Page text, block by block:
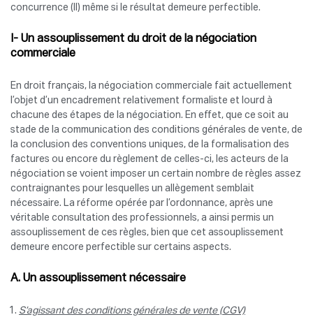
concurrence (II) même si le résultat demeure perfectible.
I- Un assouplissement du droit de la négociation
commerciale
En droit français, la négociation commerciale fait actuellement
l’objet d’un encadrement relativement formaliste et lourd à
chacune des étapes de la négociation. En effet, que ce soit au
stade de la communication des conditions générales de vente, de
la conclusion des conventions uniques, de la formalisation des
factures ou encore du règlement de celles-ci, les acteurs de la
négociation se voient imposer un certain nombre de règles assez
contraignantes pour lesquelles un allègement semblait
nécessaire. La réforme opérée par l’ordonnance, après une
véritable consultation des professionnels, a ainsi permis un
assouplissement de ces règles, bien que cet assouplissement
demeure encore perfectible sur certains aspects.
A. Un assouplissement nécessaire
S’agissant des conditions générales de vente (CGV)